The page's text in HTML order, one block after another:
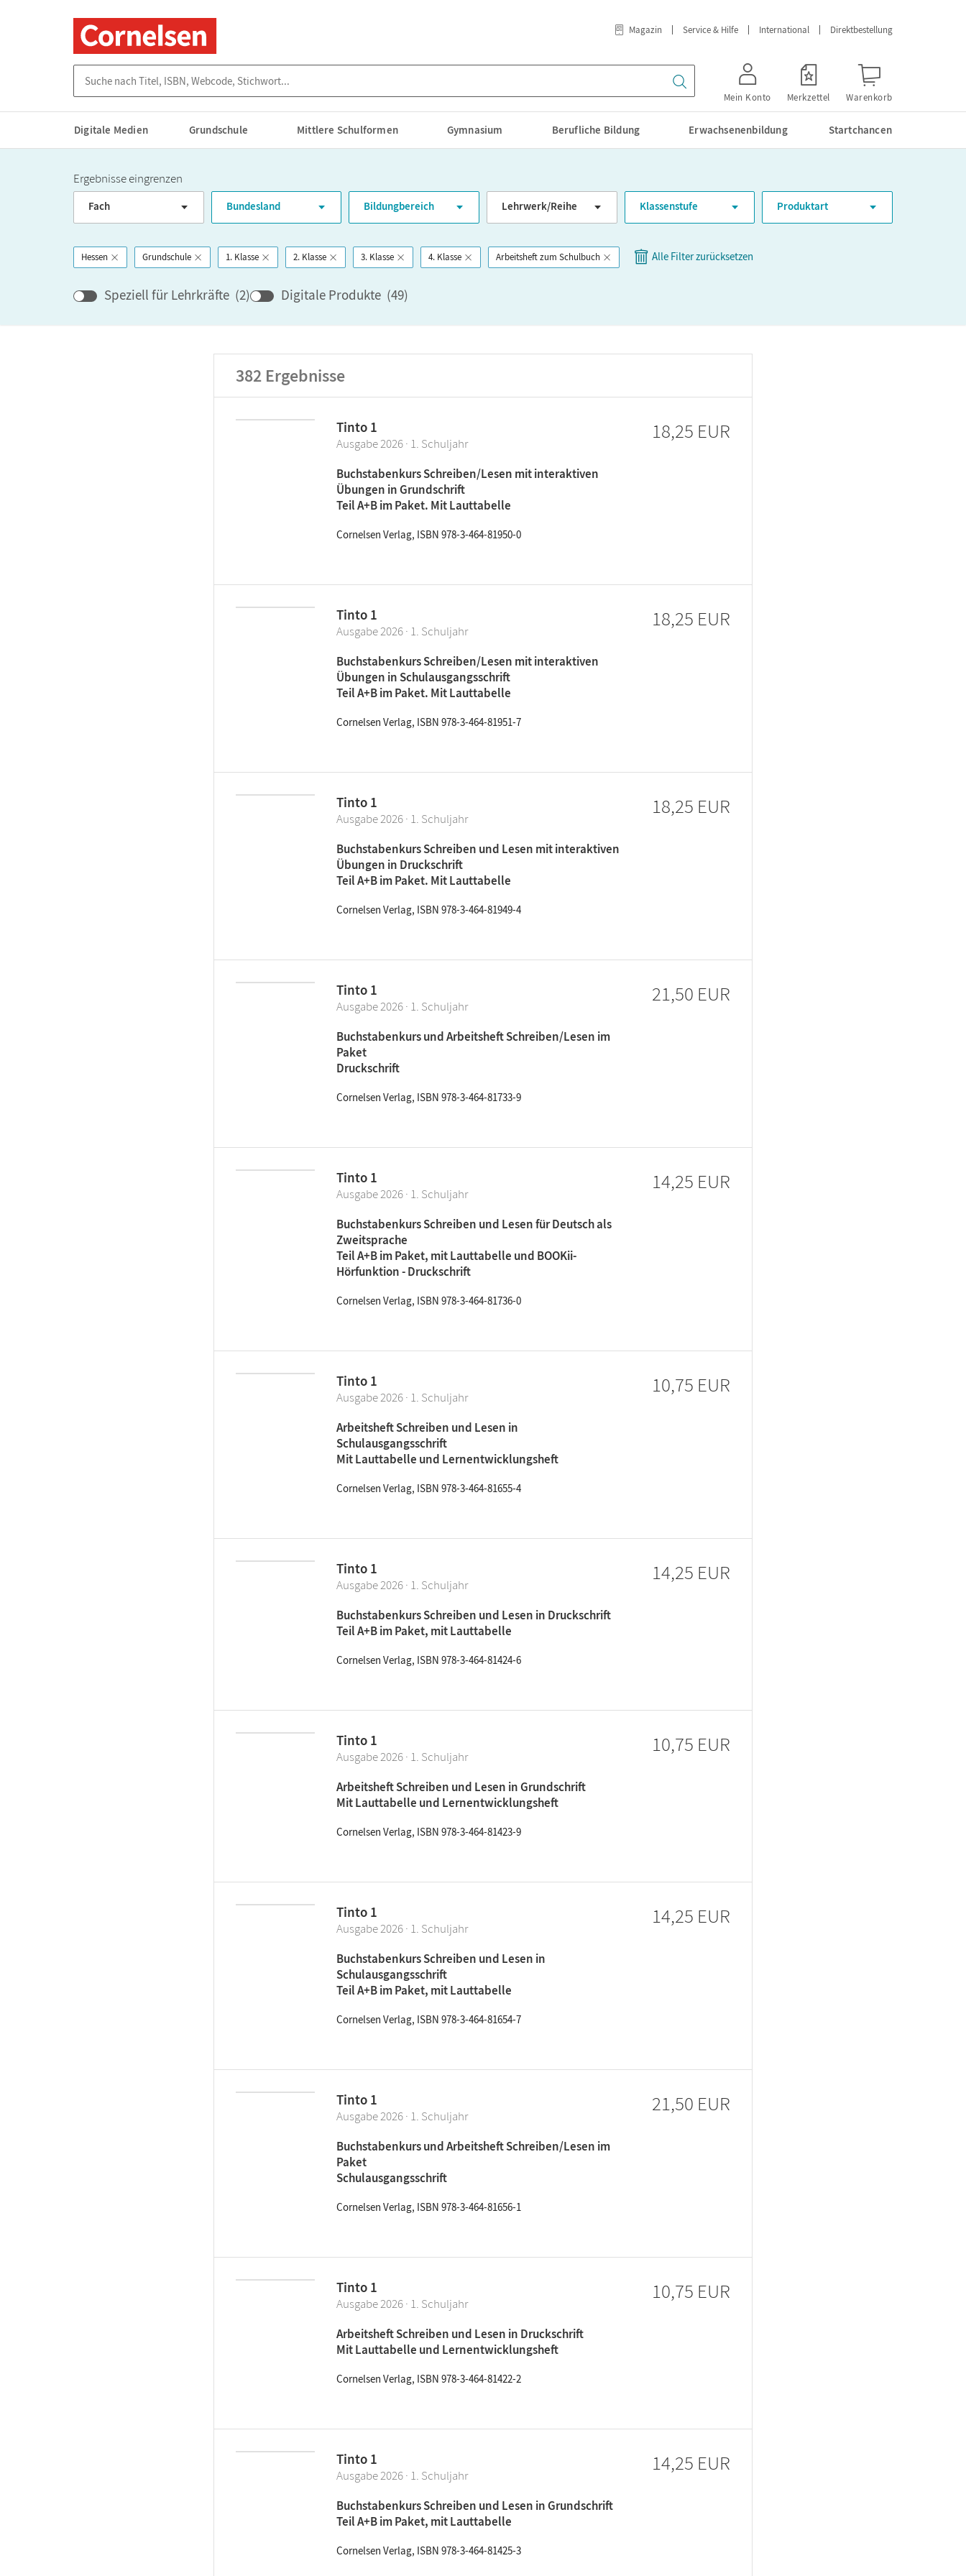
Magazin Service & Hilfe International Direktbestellung
Mein Konto Merkzettel Warenkorb
Digitale Medien Grundschule Mittlere Schulformen Gymnasium Berufliche Bildung Erwachsenenbildung Startchancen
Ergebnisse eingrenzen
Fach Bundesland Bildungbereich Lehrwerk/Reihe Klassenstufe Produktart
Hessen Grundschule 1. Klasse 2. Klasse 3. Klasse 4. Klasse Arbeitsheft zum Schulbuch Alle Filter zurücksetzen
Speziell für Lehrkräfte (2) Digitale Produkte (49)
382 Ergebnisse
Tinto 1
Ausgabe 2026 · 1. Schuljahr
Buchstabenkurs Schreiben/Lesen mit interaktiven
Übungen in Grundschrift
Teil A+B im Paket. Mit Lauttabelle
Cornelsen Verlag, ISBN 978-3-464-81950-0
18,25 EUR
Tinto 1
Ausgabe 2026 · 1. Schuljahr
Buchstabenkurs Schreiben/Lesen mit interaktiven
Übungen in Schulausgangsschrift
Teil A+B im Paket. Mit Lauttabelle
Cornelsen Verlag, ISBN 978-3-464-81951-7
18,25 EUR
Tinto 1
Ausgabe 2026 · 1. Schuljahr
Buchstabenkurs Schreiben und Lesen mit interaktiven
Übungen in Druckschrift
Teil A+B im Paket. Mit Lauttabelle
Cornelsen Verlag, ISBN 978-3-464-81949-4
18,25 EUR
Tinto 1
Ausgabe 2026 · 1. Schuljahr
Buchstabenkurs und Arbeitsheft Schreiben/Lesen im
Paket
Druckschrift
Cornelsen Verlag, ISBN 978-3-464-81733-9
21,50 EUR
Tinto 1
Ausgabe 2026 · 1. Schuljahr
Buchstabenkurs Schreiben und Lesen für Deutsch als
Zweitsprache
Teil A+B im Paket, mit Lauttabelle und BOOKii-
Hörfunktion - Druckschrift
Cornelsen Verlag, ISBN 978-3-464-81736-0
14,25 EUR
Tinto 1
Ausgabe 2026 · 1. Schuljahr
Arbeitsheft Schreiben und Lesen in
Schulausgangsschrift
Mit Lauttabelle und Lernentwicklungsheft
Cornelsen Verlag, ISBN 978-3-464-81655-4
10,75 EUR
Tinto 1
Ausgabe 2026 · 1. Schuljahr
Buchstabenkurs Schreiben und Lesen in Druckschrift
Teil A+B im Paket, mit Lauttabelle
Cornelsen Verlag, ISBN 978-3-464-81424-6
14,25 EUR
Tinto 1
Ausgabe 2026 · 1. Schuljahr
Arbeitsheft Schreiben und Lesen in Grundschrift
Mit Lauttabelle und Lernentwicklungsheft
Cornelsen Verlag, ISBN 978-3-464-81423-9
10,75 EUR
Tinto 1
Ausgabe 2026 · 1. Schuljahr
Buchstabenkurs Schreiben und Lesen in
Schulausgangsschrift
Teil A+B im Paket, mit Lauttabelle
Cornelsen Verlag, ISBN 978-3-464-81654-7
14,25 EUR
Tinto 1
Ausgabe 2026 · 1. Schuljahr
Buchstabenkurs und Arbeitsheft Schreiben/Lesen im
Paket
Schulausgangsschrift
Cornelsen Verlag, ISBN 978-3-464-81656-1
21,50 EUR
Tinto 1
Ausgabe 2026 · 1. Schuljahr
Arbeitsheft Schreiben und Lesen in Druckschrift
Mit Lauttabelle und Lernentwicklungsheft
Cornelsen Verlag, ISBN 978-3-464-81422-2
10,75 EUR
Tinto 1
Ausgabe 2026 · 1. Schuljahr
Buchstabenkurs Schreiben und Lesen in Grundschrift
Teil A+B im Paket, mit Lauttabelle
Cornelsen Verlag, ISBN 978-3-464-81425-3
14,25 EUR